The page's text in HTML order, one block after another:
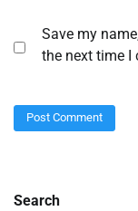
Save my
the next time I
Search